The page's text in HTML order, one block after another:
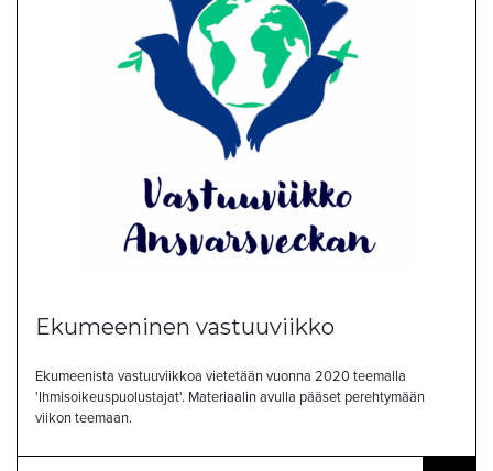
Ekumeeninen vastuuviikko
Ekumeenista vastuuviikkoa vietetään vuonna 2020 teemalla
'Ihmisoikeuspuolustajat'. Materiaalin avulla pääset perehtymään
viikon teemaan.